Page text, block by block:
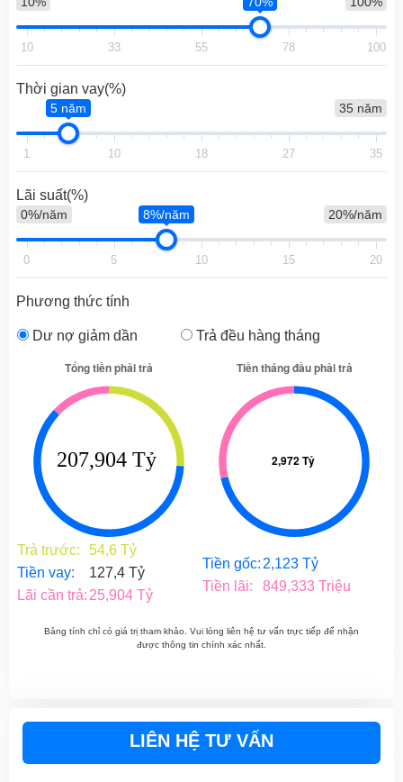
10 33 55 78 100
Thời gian vay(%)
35 năm
5 năm
1 10 18 27 35
Lãi suất(%)
0%/năm 20%/năm
8%/năm
0 5 10 15 20
Phương thức tính
Dư nợ giảm dần Trả đều hàng tháng
Trả trước:
54,6 Tỷ
Tiền vay:
127,4 Tỷ
Lãi cần trả: 25,904 Tỷ
Tiền gốc: 2,123 Tỷ
Tiền lãi:
849,333 Triệu
Bảng tính chỉ có giá trị tham khảo. Vui lòng liên hệ tư vấn trực tiếp để nhận
được thông tin chính xác nhất.
LIÊN HỆ TƯ VẤN